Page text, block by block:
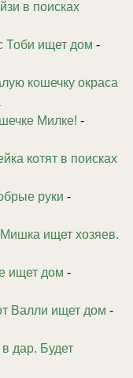
в поисках
Тоби ищет дом -
кошечку окраса
Милке! -
котят в поисках
руки -
ищет хозяев.
ищет дом -
Валли ищет дом -
дар. Будет